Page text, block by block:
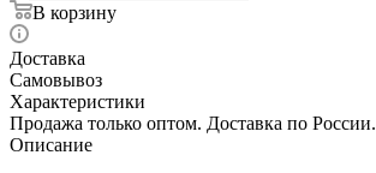
В корзину
Доставка
Самовывоз
Характеристики
Продажа только оптом. Доставка по России.
Описание